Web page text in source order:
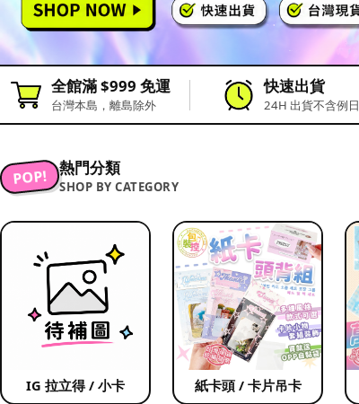
全館滿 $999 免運
台灣本島，離島除外
快速出貨
24H 出貨不含例日
POP! 熱門分類
SHOP BY CATEGORY
IG 拉立得 / 小卡 紙卡頭 / 卡片吊卡